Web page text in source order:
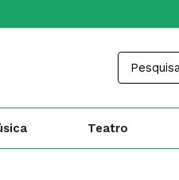
Teatro